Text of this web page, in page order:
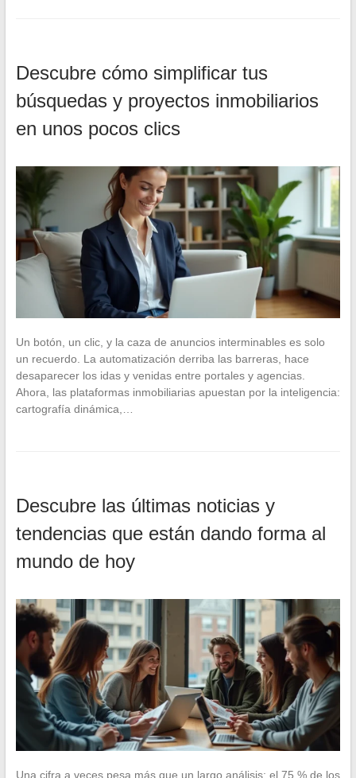
Descubre cómo simplificar tus
búsquedas y proyectos inmobiliarios
en unos pocos clics
Un botón, un clic, y la caza de anuncios interminables es solo
un recuerdo. La automatización derriba las barreras, hace
desaparecer los idas y venidas entre portales y agencias.
Ahora, las plataformas inmobiliarias apuestan por la inteligencia:
cartografía dinámica,…
Descubre las últimas noticias y
tendencias que están dando forma al
mundo de hoy
Una cifra a veces pesa más que un largo análisis: el 75 % de los